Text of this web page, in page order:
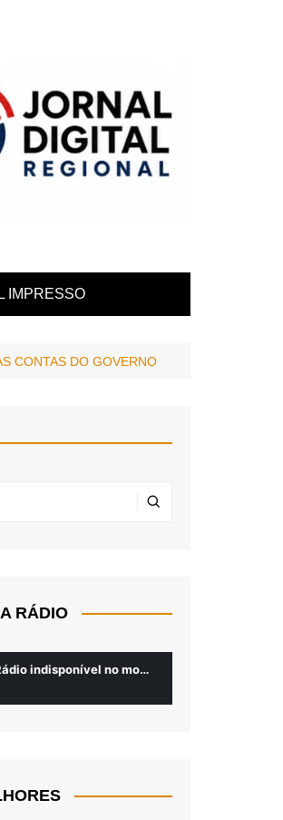
IMPRESSO
CONTAS DO GOVERNO
RÁDIO